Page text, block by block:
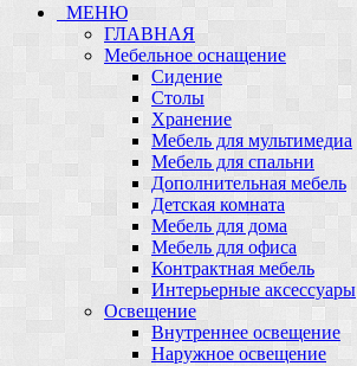
МЕНЮ
ГЛАВНАЯ
Мебельное оснащение
Сидение
Столы
Хранение
Мебель для мультимедиа
Мебель для спальни
Дополнительная мебель
Детская комната
Мебель для дома
Мебель для офиса
Контрактная мебель
Интерьерные аксессуары
Освещение
Внутреннее освещение
Наружное освещение